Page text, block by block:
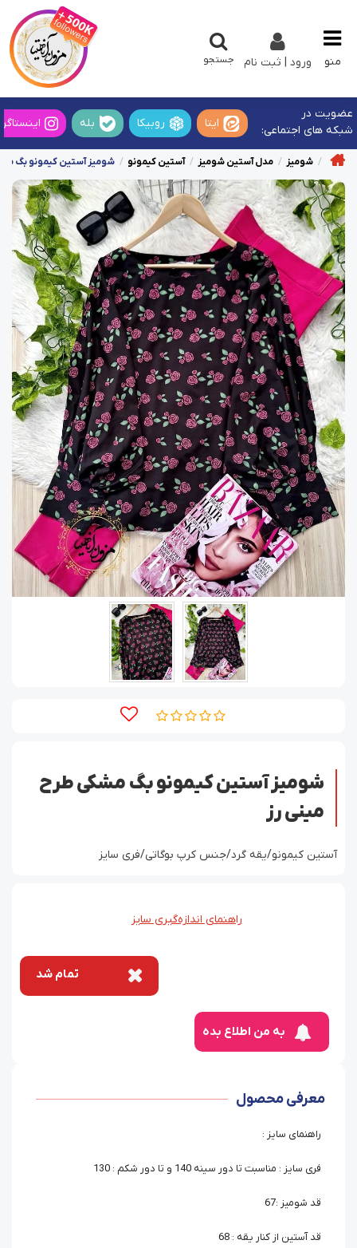
منو ورود | ثبت نام جستجو
عضویت در
شبکه های اجتماعی:
ایتا روبیکا بله
شومیز مدل آستین شومیز آستین کیمونو شومیز آستین کیمونو بگ
شومیز آستین کیمونو بگ مشکی طرح
مینی رز
آستین کیمونو/یقه گرد/جنس کرپ بوگاتی/فری سایز
راهنمای اندازه‌گیری سایز
تمام شد
به من اطلاع بده
معرفی محصول
راهنمای سایز :
فری سایز : مناسبت تا دور سینه 140 و تا دور شکم : 130
قد شومیز :67
قد آستین از کنار یقه : 68